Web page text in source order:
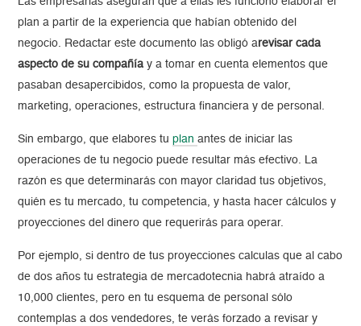
plan a partir de la experiencia que habían obtenido del
negocio. Redactar este documento las obligó arevisar cada
aspecto de su compañía y a tomar en cuenta elementos que
pasaban desapercibidos, como la propuesta de valor,
marketing, operaciones, estructura financiera y de personal.
Sin embargo, que elabores tuplanantes de iniciar las
operaciones de tu negocio puede resultar más efectivo. La
razón es que determinarás con mayor claridad tus objetivos,
quién es tu mercado, tu competencia, y hasta hacer cálculos y
proyecciones del dinero que requerirás para operar.
Por ejemplo, si dentro de tus proyecciones calculas que al cabo
de dos años tu estrategia de mercadotecnia habrá atraído a
10,000 clientes, pero en tu esquema de personal sólo
contemplas a dos vendedores, te verás forzado a revisar y